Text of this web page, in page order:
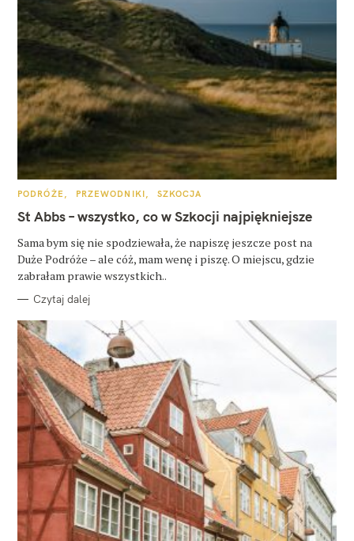
K
T
E
O
R
I
PODRÓŻE PRZEWODNIKI SZKOCJA
St Abbs – wszystko, co w Szkocji najpiękniejsze
Sama bym się nie spodziewała, że napiszę jeszcze post na
Duże Podróże – ale cóż, mam wenę i piszę. O miejscu, gdzie
zabrałam prawie wszystkich..
Czytaj dalej